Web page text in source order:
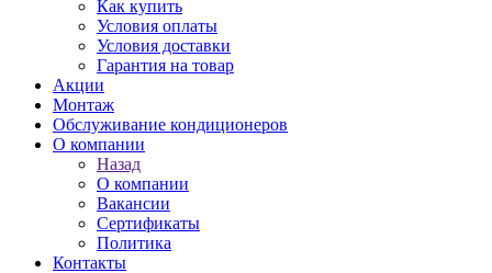
Как купить
Условия оплаты
Условия доставки
Гарантия на товар
Акции
Монтаж
Обслуживание кондиционеров
О компании
Назад
О компании
Вакансии
Сертификаты
Политика
Контакты